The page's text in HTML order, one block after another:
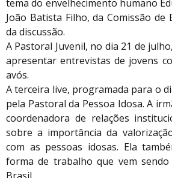
tema do envelhecimento humano
João Batista Filho, da Comissão
da discussão.
A Pastoral Juvenil, no dia 21 de
apresentar entrevistas de jovens
avós.
A terceira live, programada para o
pela Pastoral da Pessoa Idosa. A
coordenadora de relações
sobre a importância da
com as pessoas idosas. Ela
forma de trabalho que vem